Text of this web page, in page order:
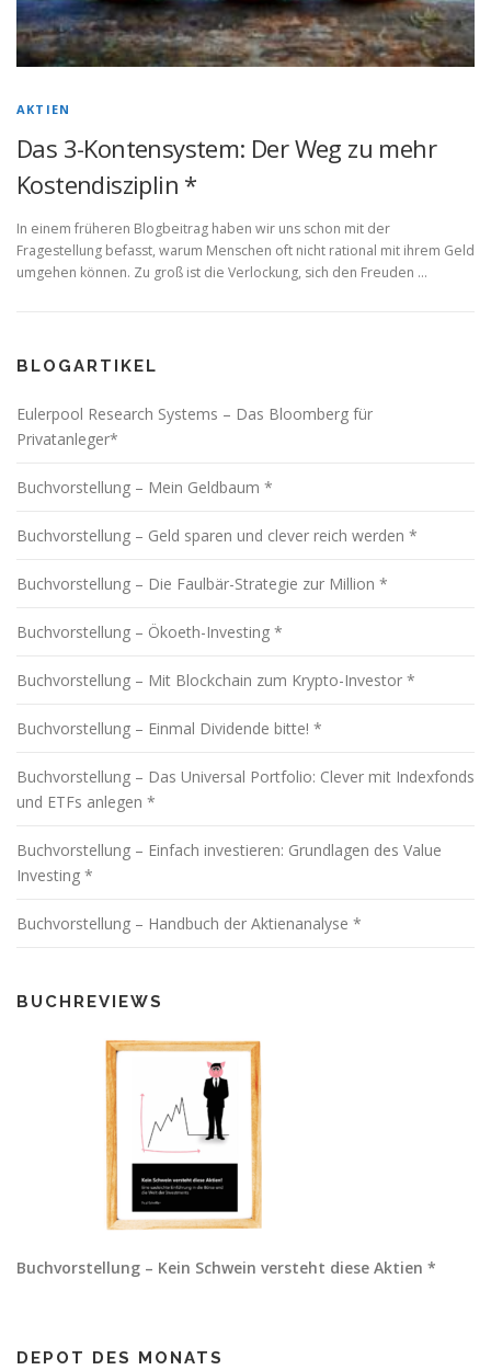
AKTIEN
Das 3-Kontensystem: Der Weg zu mehr
Kostendisziplin *
In einem früheren Blogbeitrag haben wir uns schon mit der
Fragestellung befasst, warum Menschen oft nicht rational mit ihrem Geld
umgehen können. Zu groß ist die Verlockung, sich den Freuden …
BLOGARTIKEL
Eulerpool Research Systems – Das Bloomberg für
Privatanleger*
Buchvorstellung – Mein Geldbaum *
Buchvorstellung – Geld sparen und clever reich werden *
Buchvorstellung – Die Faulbär-Strategie zur Million *
Buchvorstellung – Ökoeth-Investing *
Buchvorstellung – Mit Blockchain zum Krypto-Investor *
Buchvorstellung – Einmal Dividende bitte! *
Buchvorstellung – Das Universal Portfolio: Clever mit Indexfonds
und ETFs anlegen *
Buchvorstellung – Einfach investieren: Grundlagen des Value
Investing *
Buchvorstellung – Handbuch der Aktienanalyse *
BUCHREVIEWS
Buchvorstellung – Kein Schwein versteht diese Aktien *
DEPOT DES MONATS